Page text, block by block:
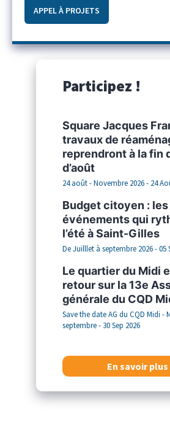
APPEL À PROJETS
Participez !
Square Jacques
travaux de
reprendront à la fin
d’août
24 août - Novembre 2026 - 24
Budget citoyen : les
événements qui
l’été à Saint-Gilles
De Juilllet à septembre 2026 - 05
Le quartier du Midi
retour sur la 13e
générale du CQD
Save the date AG du CQD Midi -
septembre - 30 Sep 2026
En savoir plus